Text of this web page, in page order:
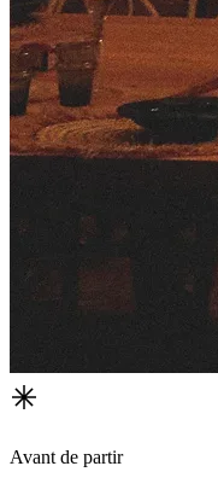
Avant de partir